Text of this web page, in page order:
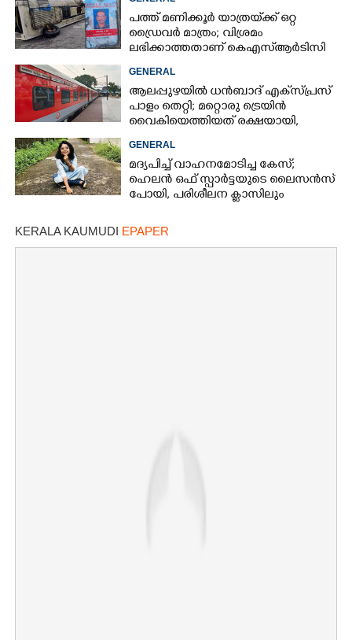
പത്ത് മണിക്കൂർ യാത്രയ്‌ക്ക് ഒറ്റ
ഡ്രൈവർ മാത്രം; വിശ്രമം
ലഭിക്കാത്തതാണ് കെഎസ്‌ആർടിസി
വിമർശനം
GENERAL
ആലപ്പുഴയിൽ ധൻബാദ് എക്‌സ്പ്രസ്
പാളം തെറ്റി; മറ്റൊരു ട്രെയിൻ
വൈകിയെത്തിയത് രക്ഷയായി,
GENERAL
മദ്യപിച്ച് വാഹനമോടിച്ച കേസ്;
ഹെലൻ ഒഫ് സ്പാർട്ടയുടെ ലൈസൻസ്
പോയി, പരിശീലന ക്ലാസിലും
KERALA KAUMUDI EPAPER